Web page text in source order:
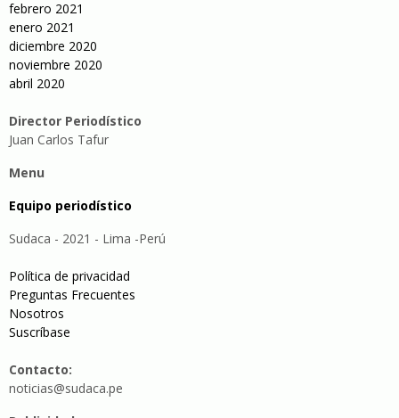
febrero 2021
enero 2021
diciembre 2020
noviembre 2020
abril 2020
Director Periodístico
Juan Carlos Tafur
Menu
Equipo periodístico
Sudaca - 2021 - Lima -Perú
Política de privacidad
Preguntas Frecuentes
Nosotros
Suscríbase
Contacto:
noticias@sudaca.pe